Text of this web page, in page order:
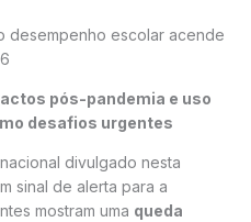
desempenho escolar acende
pós-pandemia e uso
desafios urgentes
divulgado nesta
sinal de alerta para a
mostram uma queda